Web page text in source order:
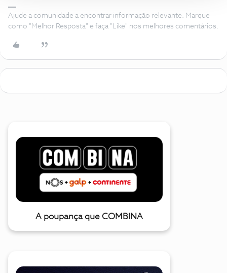
Ajude a comunidade a encontrar informação relevante. Marque
como "Melhor Resposta" e faça "Like" nos melhores comentários.
A poupança que COMBINA